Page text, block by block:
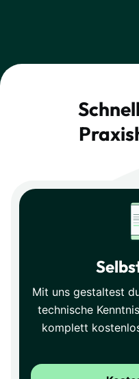
Mit uns gestaltest
technische
komplett